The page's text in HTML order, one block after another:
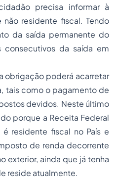
precisa informar à
residente fiscal. Tendo
da saída permanente do
consecutivos da saída em
obrigação poderá acarretar
tais como o pagamento de
devidos. Neste último
porque a Receita Federal
residente fiscal no País e
de renda decorrente
exterior, ainda que já tenha
reside atualmente.